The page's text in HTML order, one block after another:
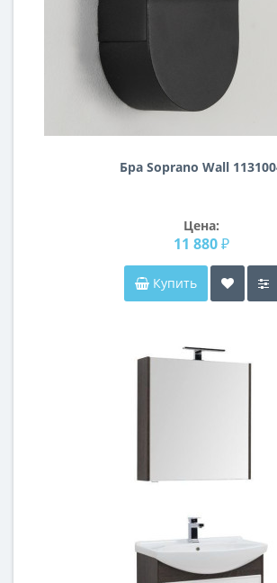
Бра Soprano Wall
Цена:
11 880 ₽
Купить